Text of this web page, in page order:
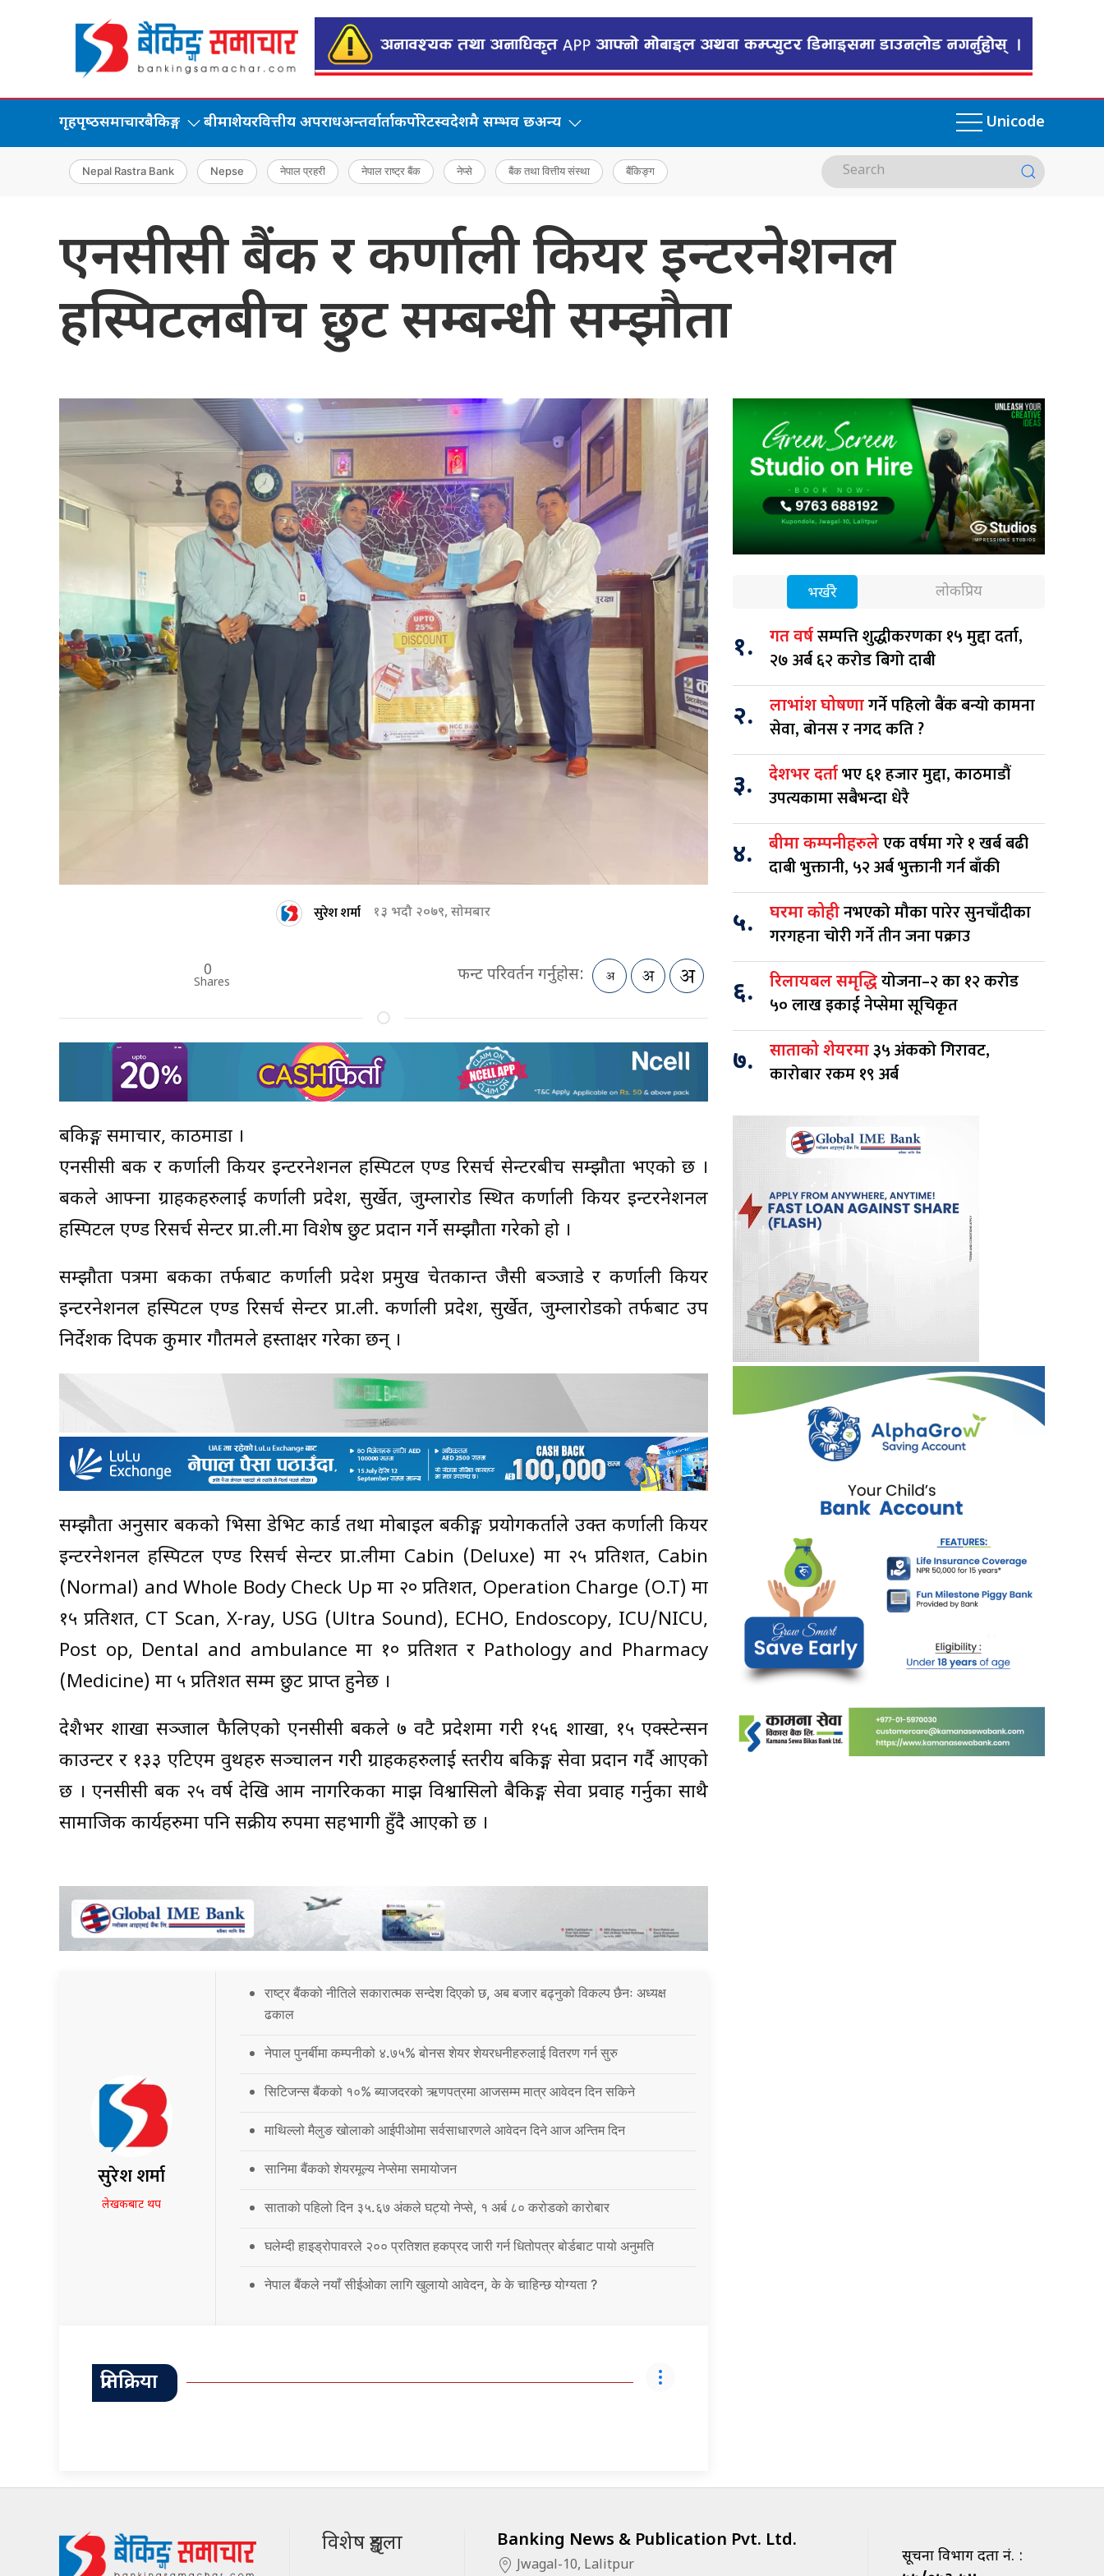
गृहपृष्‍ठसमाचारबैकिङ्ग बीमाशेयरवित्तीय अपराधअन्तर्वार्ताकर्पोरेटस्वदेशमै सम्भव छअन्य Unicode
Nepal Rastra Bank Nepse नेपाल प्रहरी नेपाल राष्ट्र बैंक नेप्से बैंक तथा वित्तीय संस्था बैंकिङ्ग
एनसीसी बैंक र कर्णाली कियर इन्टरनेशनल
हस्पिटलबीच छुट सम्बन्धी सम्झौता
सुरेश शर्मा १३ भदौ २०७९, सोमबार
0
Shares फन्ट परिवर्तन गर्नुहोस:
बैंकिङ्ग समाचार, काठमाडौं ।
एनसीसी बैंक र कर्णाली कियर इन्टरनेशनल हस्पिटल एण्ड रिसर्च सेन्टरबीच सम्झौता भएको छ ।
बैंकले आफ्ना ग्राहकहरुलाई कर्णाली प्रदेश, सुर्खेत, जुम्लारोड स्थित कर्णाली कियर इन्टरनेशनल
हस्पिटल एण्ड रिसर्च सेन्टर प्रा.ली.मा विशेष छुट प्रदान गर्ने सम्झौता गरेको हो ।
सम्झौता पत्रमा बैंकका तर्फबाट कर्णाली प्रदेश प्रमुख चेतकान्त जैसी बञ्जाडे र कर्णाली कियर
इन्टरनेशनल हस्पिटल एण्ड रिसर्च सेन्टर प्रा.ली. कर्णाली प्रदेश, सुर्खेत, जुम्लारोडको तर्फबाट उप
निर्देशक दिपक कुमार गौतमले हस्ताक्षर गरेका छन् ।
सम्झौता अनुसार बैंकको भिसा डेभिट कार्ड तथा मोबाइल बैंकीङ्ग प्रयोगकर्ताले उक्त कर्णाली कियर
इन्टरनेशनल हस्पिटल एण्ड रिसर्च सेन्टर प्रा.लीमा Cabin (Deluxe) मा २५ प्रतिशत, Cabin
(Normal) and Whole Body Check Up मा २० प्रतिशत, Operation Charge (O.T) मा
१५ प्रतिशत, CT Scan, X-ray, USG (Ultra Sound), ECHO, Endoscopy, ICU/NICU,
Post op, Dental and ambulance मा १० प्रतिशत र Pathology and Pharmacy
(Medicine) मा ५ प्रतिशत सम्म छुट प्राप्त हुनेछ ।
देशैभर शाखा सञ्जाल फैलिएको एनसीसी बैंकले ७ वटै प्रदेशमा गरी १५६ शाखा, १५ एक्स्टेन्सन
काउन्टर र १३३ एटिएम वुथहरु सञ्चालन गरीे ग्राहकहरुलाई स्तरीय बैंकिङ्ग सेवा प्रदान गर्दै आएको
छ । एनसीसी बैंक २५ वर्ष देखि आम नागरिकका माझ विश्वासिलो बैकिङ्ग सेवा प्रवाह गर्नुका साथै
सामाजिक कार्यहरुमा पनि सक्रीय रुपमा सहभागी हुँदै आएको छ ।
सुरेश शर्मा
लेखकबाट थप
राष्ट्र बैंकको नीतिले सकारात्मक सन्देश दिएको छ, अब बजार बढ्नुको विकल्प छैनः अध्यक्ष
ढकाल
नेपाल पुनर्बीमा कम्पनीको ४.७५% बोनस शेयर शेयरधनीहरुलाई वितरण गर्न सुरु
सिटिजन्स बैंकको १०% ब्याजदरको ऋणपत्रमा आजसम्म मात्र आवेदन दिन सकिने
माथिल्लो मैलुङ खोलाको आईपीओमा सर्वसाधारणले आवेदन दिने आज अन्तिम दिन
सानिमा बैंकको शेयरमूल्य नेप्सेमा समायोजन
साताको पहिलो दिन ३५.६७ अंकले घट्यो नेप्से, १ अर्ब ८० करोडको कारोबार
घलेम्दी हाइड्रोपावरले २०० प्रतिशत हकप्रद जारी गर्न धितोपत्र बोर्डबाट पायो अनुमति
नेपाल बैंकले नयाँ सीईओका लागि खुलायो आवेदन, के के चाहिन्छ योग्यता ?
प्रतिक्रिया
भर्खरै लोकप्रिय
१. गत वर्षसम्पत्ति शुद्धीकरणका १५ मुद्दा दर्ता,
२७ अर्ब ६२ करोड बिगो दाबी
२. लाभांश घोषणागर्ने पहिलो बैंक बन्यो कामना
सेवा, बोनस र नगद कति ?
३. देशभर दर्ताभए ६१ हजार मुद्दा, काठमाडौं
उपत्यकामा सबैभन्दा धेरै
४. बीमा कम्पनीहरुलेएक वर्षमा गरे १ खर्ब बढी
दाबी भुक्तानी, ५२ अर्ब भुक्तानी गर्न बाँकी
५. घरमा कोहीनभएको मौका पारेर सुनचाँदीका
गरगहना चोरी गर्ने तीन जना पक्राउ
६. रिलायबल समृद्धियोजना–२ का १२ करोड
५० लाख इकाई नेप्सेमा सूचिकृत
७. साताको शेयरमा३५ अंकको गिरावट,
कारोबार रकम १९ अर्ब
विशेष शृङ्खला Banking News & Publication Pvt. Ltd.
Jwagal-10, Lalitpur
सूचना विभाग दर्ता नं. :